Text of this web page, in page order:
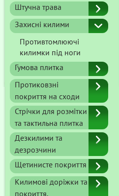
Штучна трава
Захисні килими
Противтомлюючі
килимки під ноги
Гумова плитка
Протиковзні
покриття на сходи
Стрічки для розмітки
та тактильна плитка
Дезкилими та
дезрозчини
Щетинисте покриття
Килимові доріжки та
покриття.